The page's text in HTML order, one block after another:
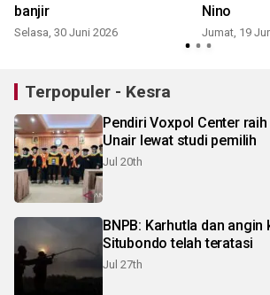
banjir
Selasa, 30 Juni 2026
Nino
Jumat, 19
Terpopuler - Kesra
Pendiri Voxpol Center
Unair lewat studi pemilih
Jul 20th
BNPB: Karhutla dan angin
Situbondo telah teratasi
Jul 27th